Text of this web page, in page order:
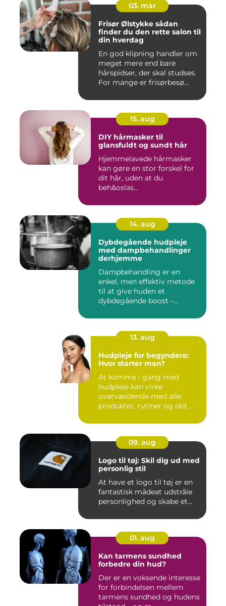
03. mar
Frisør Ølstykke sådan
finder du den rette salon til
din hverdag
En god klipning handler om
meget mere end bare
hårspidser, der skal studses.
For mange er frisørbesø...
15. aug
DIY hårmasker til
glansfuldt og sundt hår
Hjemmelavede hårmasker
kan gøre en stor forskel for
dit hår, uden at du
beh&oslas...
14. aug
Dybdegående hudpleje
med dampbehandlinger
derhjemme
Dampbehandling er en
enkel, men effektiv metode
til at give huden et
dybdegående boost –...
13. aug
Hudpleje for begyndere:
Hvor starter man?
At komme i gang med
hudpleje kan virke
overvældende med alle
produkter, rutiner og råd, ...
09. aug
Logo til tøj: Skil dig ud med
personlig stil
At have et logo til tøj er en
fantastisk mådeat udstråle
personlighed og skabe et...
01. aug
Kan tarmens sundhed
forbedre din hud?
Der er en voksende interesse
for forbindelsen mellem
tarmens sundhed og hudens